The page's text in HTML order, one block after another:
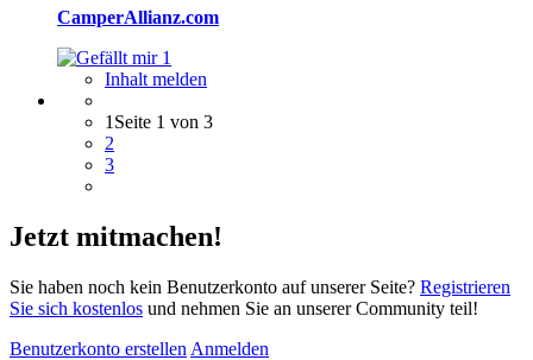
CamperAllianz.com
1
Inhalt melden
1 Seite 1 von 3
2
3
Jetzt mitmachen!
Sie haben noch kein Benutzerkonto auf unserer Seite? Registrieren
Sie sich kostenlos und nehmen Sie an unserer Community teil!
Benutzerkonto erstellen Anmelden